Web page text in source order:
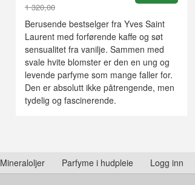
1 320,00
Rabatt
Berusende bestselger fra Yves Saint
Laurent med forførende kaffe og søt
sensualitet fra vanilje. Sammen med
svale hvite blomster er den en ung og
levende parfyme som mange faller for.
Den er absolutt ikke påtrengende, men
tydelig og fascinerende.
Mineraloljer Parfyme i hudpleie Logg inn